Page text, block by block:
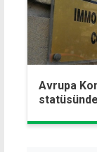
Avrupa